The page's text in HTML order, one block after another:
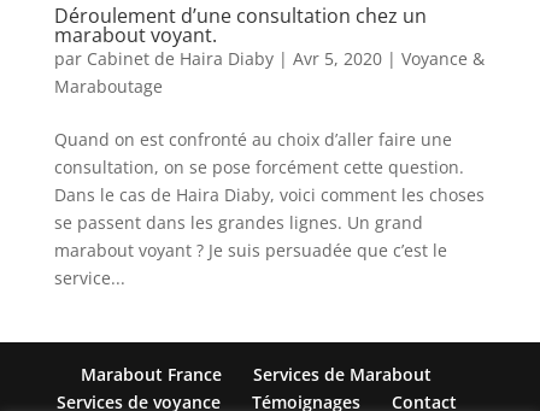
Déroulement d’une consultation chez un
marabout voyant.
par Cabinet de Haira Diaby| Avr 5, 2020| Voyance &
Maraboutage
Quand on est confronté au choix d’aller faire une
consultation, on se pose forcément cette question.
Dans le cas de Haira Diaby, voici comment les choses
se passent dans les grandes lignes. Un grand
marabout voyant ? Je suis persuadée que c’est le
service...
Marabout France
Services de Marabout
Services de voyance
Témoignages Contact